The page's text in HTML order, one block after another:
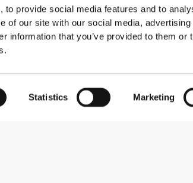
provide social media features and to
of our site with our social media, advertising
information that you’ve provided to them or
Statistics Marketing